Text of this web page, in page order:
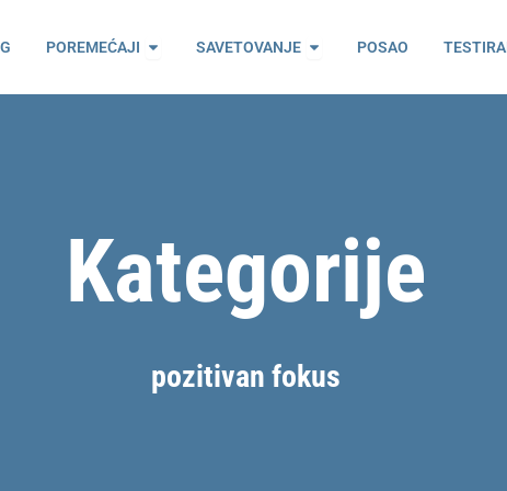
POREMEĆAJI Open Poremećaji
SAVETOVANJE Open Savetovanje
POSAO
Kategorije
pozitivan fokus